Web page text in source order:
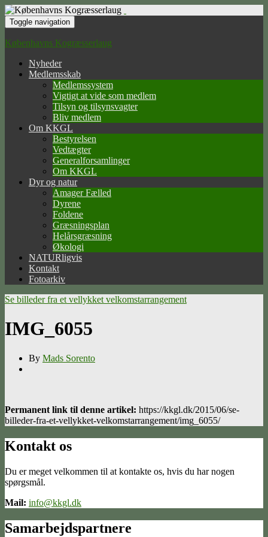
Toggle navigation
Københavns Kogræsserlaug
Nyheder
Medlemsskab
Medlemssystem
Vigtigt at vide som medlem
Tilsyn og tilsynsvagter
Bliv medlem
Om KKGL
Bestyrelsen
Vedtægter
Generalforsamlinger
Om KKGL
Dyr og natur
Amager Fælled
Dyrene
Foldene
Græsningsplan
Helårsgræsning
Økologi
NATURligvis
Kontakt
Fotoarkiv
Se billeder fra et vellykket velkomstarrangement
IMG_6055
By Mads Sorento
Permanent link til denne artikel: https://kkgl.dk/2015/06/se-
billeder-fra-et-vellykket-velkomstarrangement/img_6055/
Kontakt os
Du er meget velkommen til at kontakte os, hvis du har nogen
spørgsmål.
Mail: info@kkgl.dk
Samarbejdspartnere